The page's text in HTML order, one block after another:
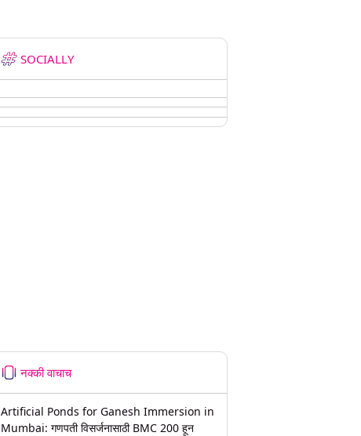
SOCIALLY
नक्की वाचाच
Artificial Ponds for Ganesh Immersion in
Mumbai: गणपती विसर्जनासाठी BMC 200 हून